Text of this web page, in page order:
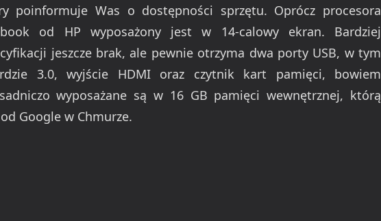
poinformuje Was o dostępności sprzętu. Oprócz procesora
od HP wyposażony jest w 14-calowy ekran. Bardziej
jeszcze brak, ale pewnie otrzyma dwa porty USB, w tym
3.0, wyjście HDMI oraz czytnik kart pamięci, bowiem
wyposażane są w 16 GB pamięci wewnętrznej, którą
Google w Chmurze.